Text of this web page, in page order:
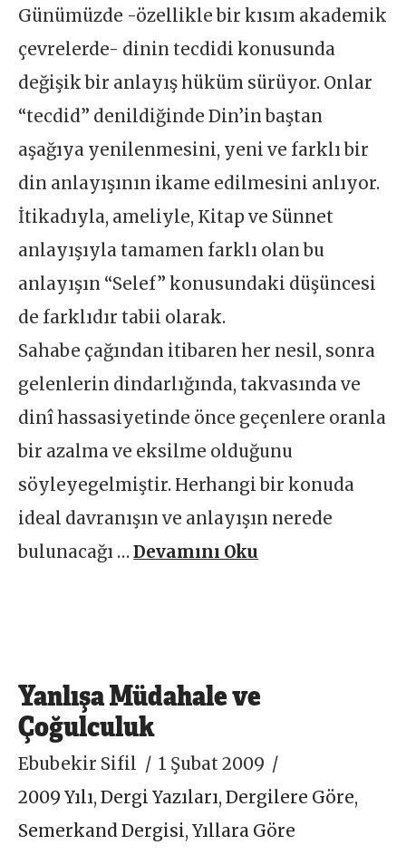
Günümüzde -özellikle bir kısım akademik
çevrelerde- dinin tecdidi konusunda
değişik bir anlayış hüküm sürüyor. Onlar
“tecdid” denildiğinde Din’in baştan
aşağıya yenilenmesini, yeni ve farklı bir
din anlayışının ikame edilmesini anlıyor.
İtikadıyla, ameliyle, Kitap ve Sünnet
anlayışıyla tamamen farklı olan bu
anlayışın “Selef” konusundaki düşüncesi
de farklıdır tabii olarak.
Sahabe çağından itibaren her nesil, sonra
gelenlerin dindarlığında, takvasında ve
dinî hassasiyetinde önce geçenlere oranla
bir azalma ve eksilme olduğunu
söyleyegelmiştir. Herhangi bir konuda
ideal davranışın ve anlayışın nerede
bulunacağı …Devamını Oku
Yanlışa Müdahale ve
Çoğulculuk
Ebubekir Sifil
1 Şubat 2009
2009 Yılı,Dergi Yazıları,Dergilere Göre,
Semerkand Dergisi,Yıllara Göre